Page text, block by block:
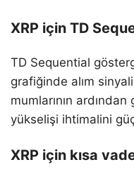
XRP için TD
TD Sequential
grafiğinde alım
mumlarının
yükselişi ihtimalini
XRP için kısa